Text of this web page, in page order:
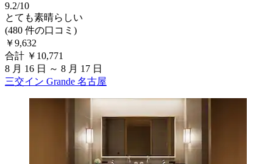
9.2/10
とても素晴らしい
(480 件の口コミ)
￥9,632
合計 ￥10,771
8 月 16 日 ～ 8 月 17 日
三交イン Grande 名古屋